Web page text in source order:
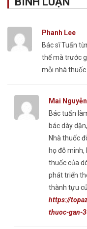
Phanh Lee
Bác sĩ Tuấn
thế mà trước
mỗi nhà
Mai Nguyễn
Bác tuấn
bác dày
Nhà thuốc
họ đỗ minh,
thuốc của
phát triển
thành tựu
https://
thuoc-gan-